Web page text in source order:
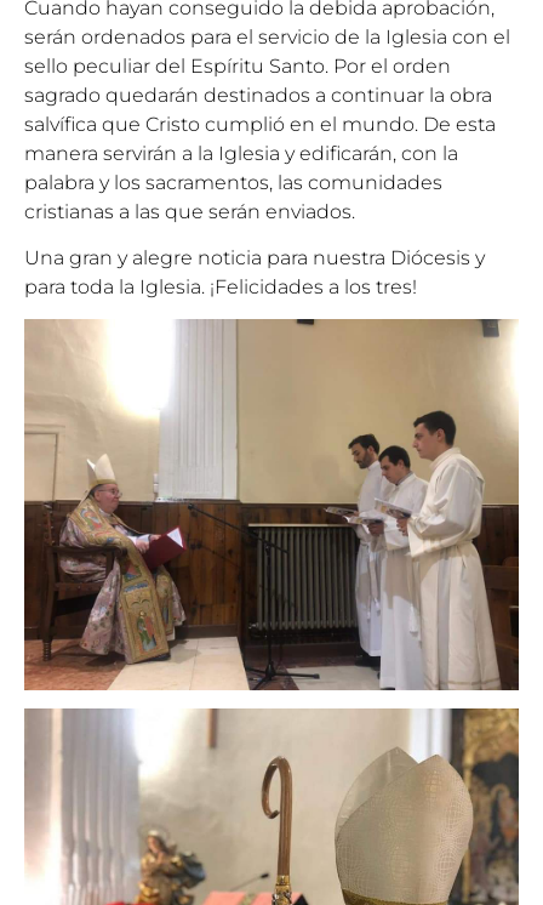
Cuando hayan conseguido la debida aprobación,
serán ordenados para el servicio de la Iglesia con el
sello peculiar del Espíritu Santo. Por el orden
sagrado quedarán destinados a continuar la obra
salvífica que Cristo cumplió en el mundo. De esta
manera servirán a la Iglesia y edificarán, con la
palabra y los sacramentos, las comunidades
cristianas a las que serán enviados.
Una gran y alegre noticia para nuestra Diócesis y
para toda la Iglesia. ¡Felicidades a los tres!